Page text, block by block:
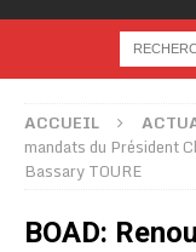
ACCUEIL
mandats du Président
Bassary TOURE
BOAD: